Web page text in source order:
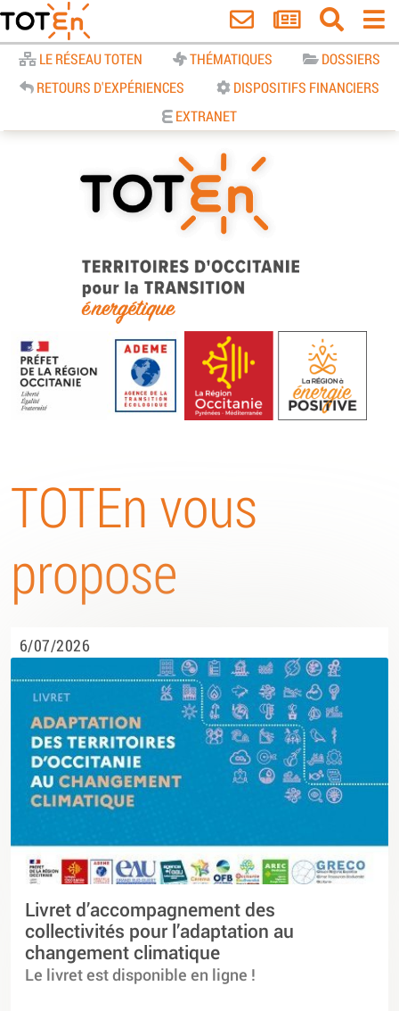
LE RÉSEAU TOTEN THÉMATIQUES
DOSSIERS
RETOURS D'EXPÉRIENCES
DISPOSITIFS FINANCIERS
EXTRANET
TOTEn Occitanie | Territoires
d’Occitanie pour la Transition
Energétique
TOTEn vous
propose
6/07/2026
Livret d’accompagnement des
collectivités pour l’adaptation au
changement climatique
Le livret est disponible en ligne !